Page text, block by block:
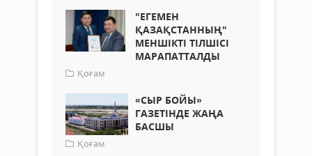
"ЕГЕМЕН
ҚАЗАҚСТАННЫҢ"
МЕНШІКТІ ТІЛШІСІ
МАРАПАТТАЛДЫ
Қоғам
«СЫР БОЙЫ»
ГАЗЕТІНДЕ ЖАҢА
БАСШЫ
Қоғам